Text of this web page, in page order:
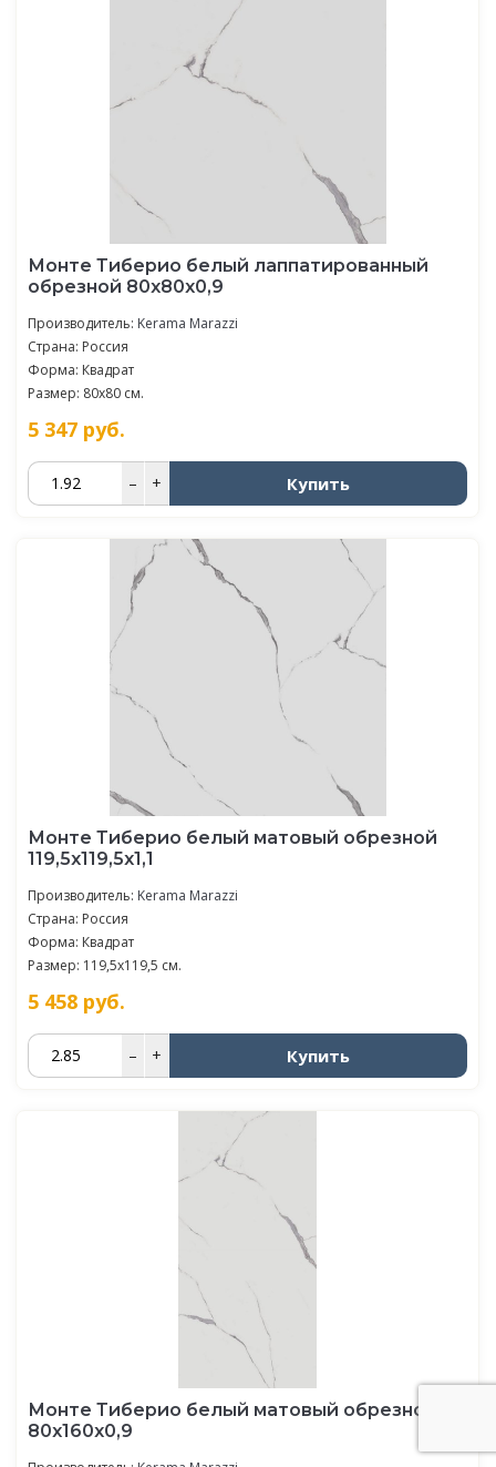
Монте Тиберио белый лаппатированный
обрезной 80x80x0,9
Производитель: Kerama Marazzi
Страна: Россия
Форма: Квадрат
Размер: 80x80 см.
5 347 руб.
– + Купить
Монте Тиберио белый матовый обрезной
119,5x119,5x1,1
Производитель: Kerama Marazzi
Страна: Россия
Форма: Квадрат
Размер: 119,5x119,5 см.
5 458 руб.
– + Купить
Монте Тиберио белый матовый обрезной
80x160x0,9